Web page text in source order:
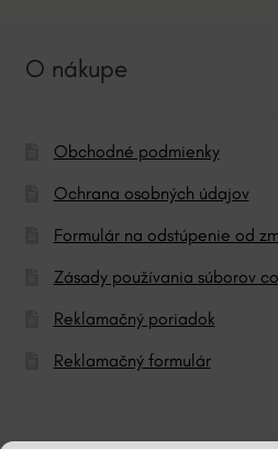
O nákupe
Obchodné podmienky
Ochrana osobných údajov
Formulár na odstúpenie od
Zásady používania súborov
Reklamačný poriadok
Reklamačný formulár